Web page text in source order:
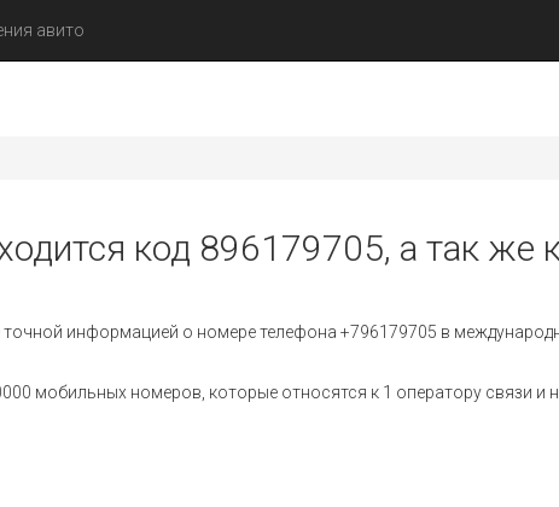
авито
код 896179705, а так же
информацией о номере телефона +796179705 в
мобильных номеров, которые относятся к 1 оператору связи и